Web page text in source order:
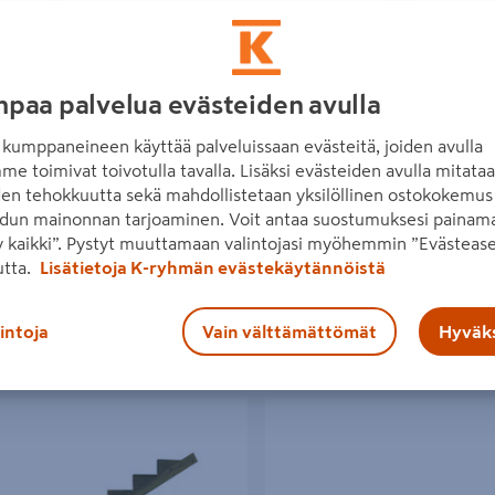
PROF 4 askelmaa
kpl
€ / kpl
Lue lisää
160/300mm
37,95€/kpl
37,95 €/ kpl
Lue lisää
palvelua evästeiden avulla
käyttää palveluissaan evästeitä, joiden avulla
toimivat toivotulla tavalla. Lisäksi evästeiden avulla
tehokkuutta sekä mahdollistetaan yksilöllinen ostokokemus
mainonnan tarjoaminen. Voit antaa suostumuksesi
kaikki”. Pystyt muuttamaan valintojasi myöhemmin
Lisätietoja K-ryhmän evästekäytännöistä
Vain välttämättömät